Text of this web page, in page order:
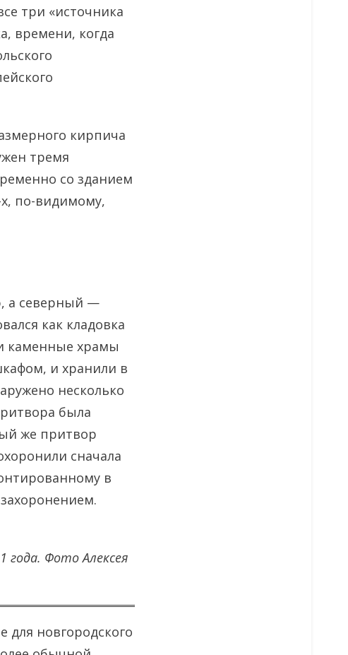
три «источника
времени, когда
кирпича
тремя
со зданием
по-видимому,
а северный —
как кладовка
каменные храмы
и хранили в
несколько
была
же притвор
сначала
в
года. Фото Алексея
новгородского